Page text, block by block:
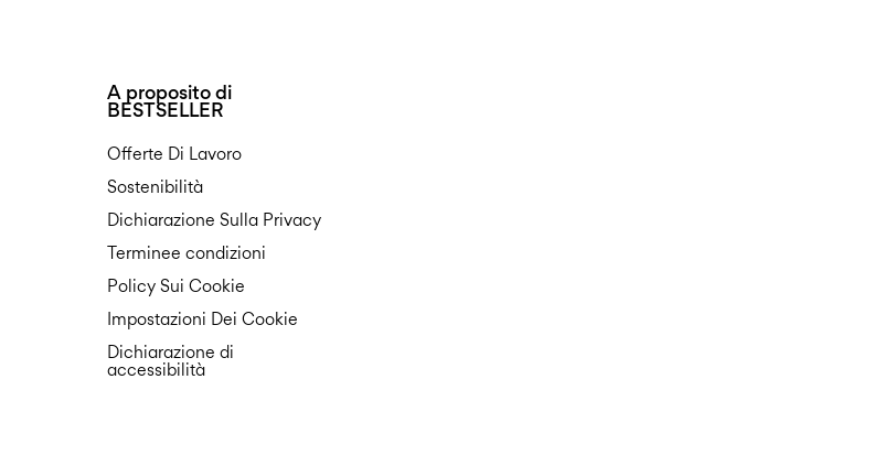
A proposito di
BESTSELLER
Offerte Di Lavoro
Sostenibilità
Dichiarazione Sulla Privacy
Terminee condizioni
Policy Sui Cookie
Impostazioni Dei Cookie
Dichiarazione di
accessibilità